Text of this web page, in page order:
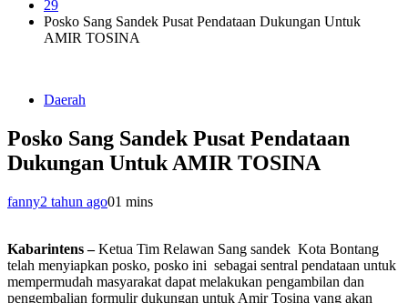
29
Posko Sang Sandek Pusat Pendataan Dukungan Untuk
AMIR TOSINA
Daerah
Posko Sang Sandek Pusat Pendataan
Dukungan Untuk AMIR TOSINA
fanny2 tahun ago01 mins
Kabarintens –Ketua Tim Relawan Sang sandek Kota Bontang
telah menyiapkan posko, posko ini sebagai sentral pendataan untuk
mempermudah masyarakat dapat melakukan pengambilan dan
pengembalian formulir dukungan untuk Amir Tosina yang akan